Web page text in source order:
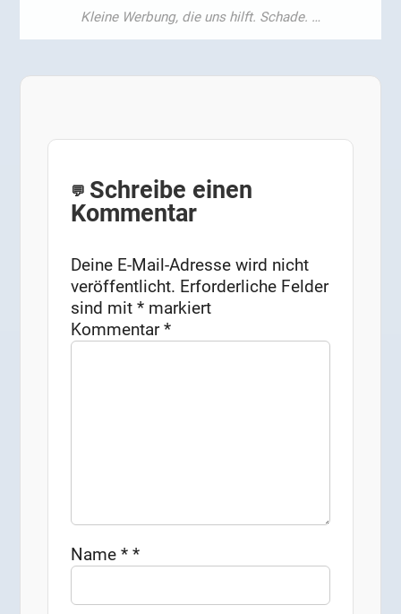
Schreibe einen
Kommentar
Deine E-Mail-Adresse wird nicht
veröffentlicht. Erforderliche Felder
sind mit* markiert
Kommentar*
Name* *